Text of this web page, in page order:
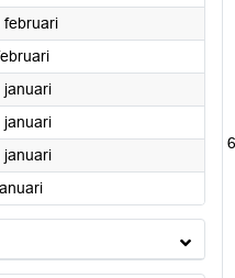
februari2026
2026
januari2026
januari2026
januari2026
2026